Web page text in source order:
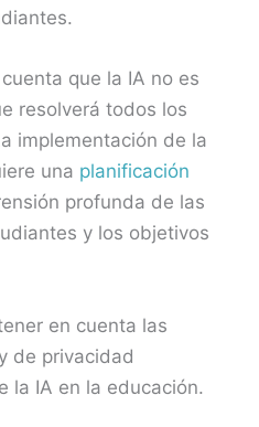
que la IA no es
resolverá todos los
implementación de la
una planificación
profunda de las
y los objetivos
en cuenta las
de privacidad
la IA en la educación.